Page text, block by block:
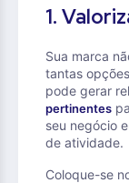
1.
Sua marca
tantas
pode gerar
pertinentes
seu negócio
de atividade.
Coloque-se